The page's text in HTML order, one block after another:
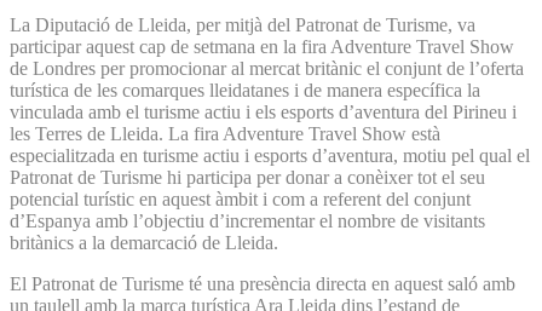
La Diputació de Lleida, per mitjà del Patronat de Turisme, va
participar aquest cap de setmana en la fira Adventure Travel Show
de Londres per promocionar al mercat britànic el conjunt de l’oferta
turística de les comarques lleidatanes i de manera específica la
vinculada amb el turisme actiu i els esports d’aventura del Pirineu i
les Terres de Lleida. La fira Adventure Travel Show està
especialitzada en turisme actiu i esports d’aventura, motiu pel qual el
Patronat de Turisme hi participa per donar a conèixer tot el seu
potencial turístic en aquest àmbit i com a referent del conjunt
d’Espanya amb l’objectiu d’incrementar el nombre de visitants
britànics a la demarcació de Lleida.
El Patronat de Turisme té una presència directa en aquest saló amb
un taulell amb la marca turística Ara Lleida dins l’estand de